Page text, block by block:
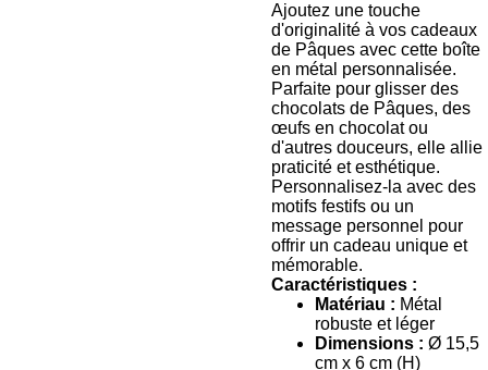
Ajoutez une touche
d'originalité à vos cadeaux
de Pâques avec cette boîte
en métal personnalisée.
Parfaite pour glisser des
chocolats de Pâques, des
œufs en chocolat ou
d'autres douceurs, elle allie
praticité et esthétique.
Personnalisez-la avec des
motifs festifs ou un
message personnel pour
offrir un cadeau unique et
mémorable.
Caractéristiques :
Matériau : Métal
robuste et léger
Dimensions : Ø 15,5
cm x 6 cm (H)